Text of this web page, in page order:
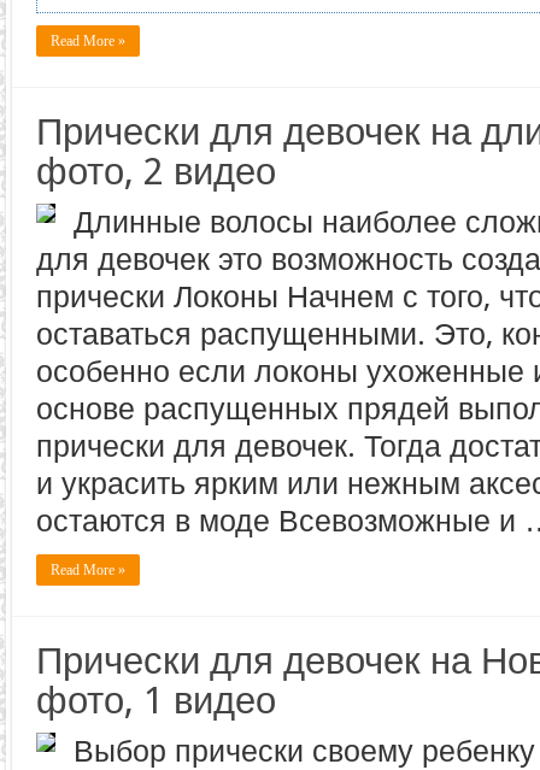
Read More »
Прически для девочек на
фото, 2 видео
Длинные волосы наиболее
для девочек это возможность
прически Локоны Начнем с того,
оставаться распущенными. Это,
особенно если локоны ухоженные
основе распущенных прядей
прически для девочек. Тогда
и украсить ярким или нежным
остаются в моде Всевозможные и
Read More »
Прически для девочек на
фото, 1 видео
Выбор прически своему